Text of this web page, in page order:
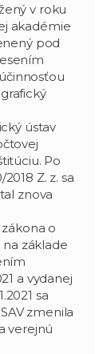
v roku
akadémie
pod
účinnosťou
ústav
Po
Z. z. sa
znova
zákona o
na základe
a vydanej
sa
zmenila
verejnú